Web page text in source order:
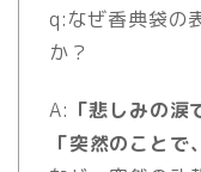
q:なぜ香典袋の
か？
A: 「悲しみの涙
「突然のことで